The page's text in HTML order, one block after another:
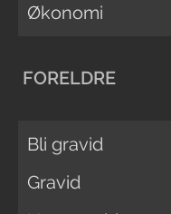
Økonomi
FORELDRE
Bli gravid
Gravid